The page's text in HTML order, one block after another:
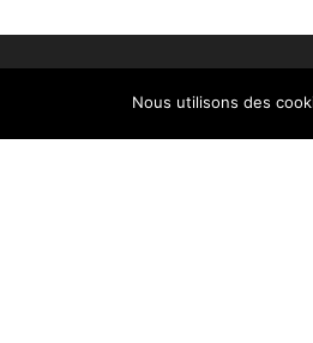
Nous utilisons des